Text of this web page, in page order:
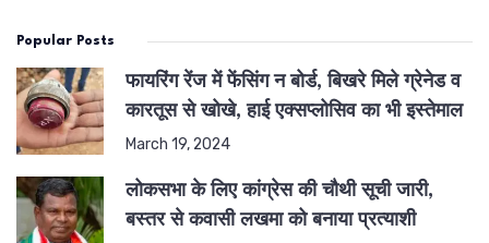
Popular Posts
फायरिंग रेंज में फेंसिंग न बोर्ड, बिखरे मिले ग्रेनेड व
कारतूस से खोखे, हाई एक्सप्लोसिव का भी इस्तेमाल
March 19, 2024
लोकसभा के लिए कांग्रेस की चौथी सूची जारी,
बस्तर से कवासी लखमा को बनाया प्रत्याशी